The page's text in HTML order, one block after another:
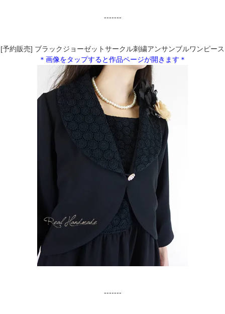
-------
[予約販売] ブラックジョーゼットサークル刺繍アンサンブルワンピース
＊画像をタップすると作品ページが開きます＊
-------